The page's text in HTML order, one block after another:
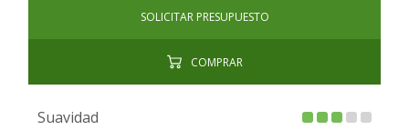
SOLICITAR PRESUPUESTO
COMPRAR
Suavidad